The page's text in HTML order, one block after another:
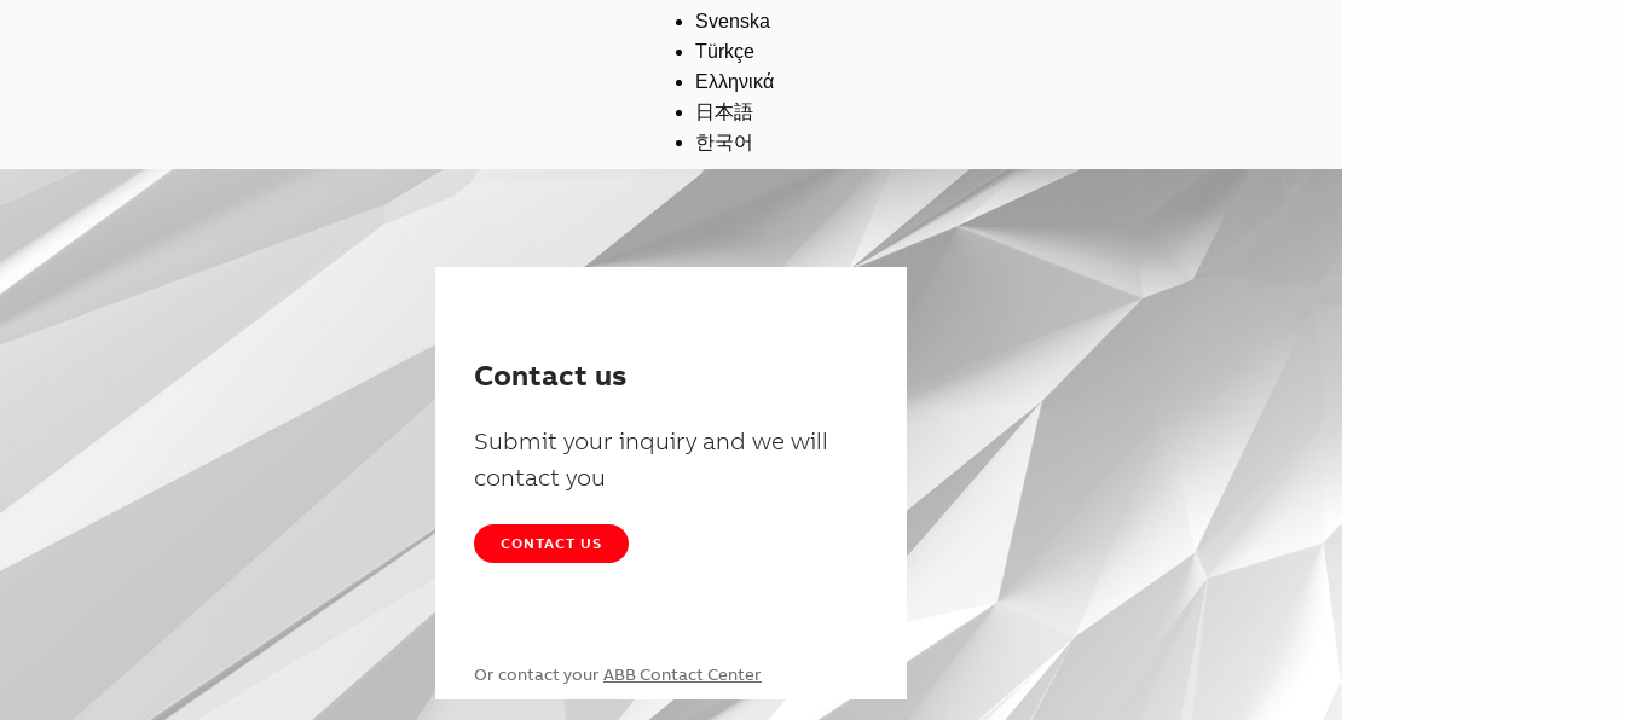
Svenska
Türkçe
Ελληνικά
日本語
한국어
Contact us
Submit your inquiry and we will
contact you
CONTACT US
Or contact your ABB Contact Center